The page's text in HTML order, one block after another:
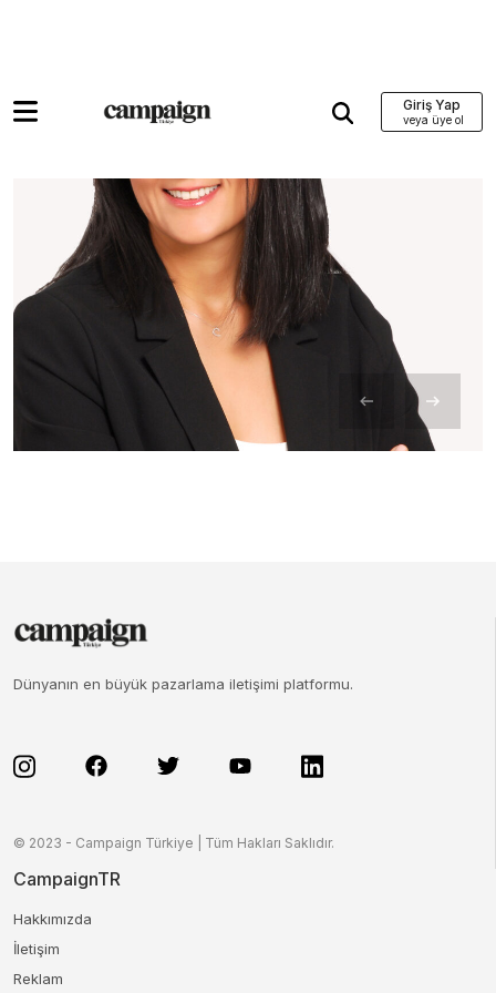
Giriş Yap
Dünyanın en büyük pazarlama iletişimi platformu.
© 2023 - Campaign Türkiye | Tüm Hakları Saklıdır.
CampaignTR
Hakkımızda
İletişim
Reklam